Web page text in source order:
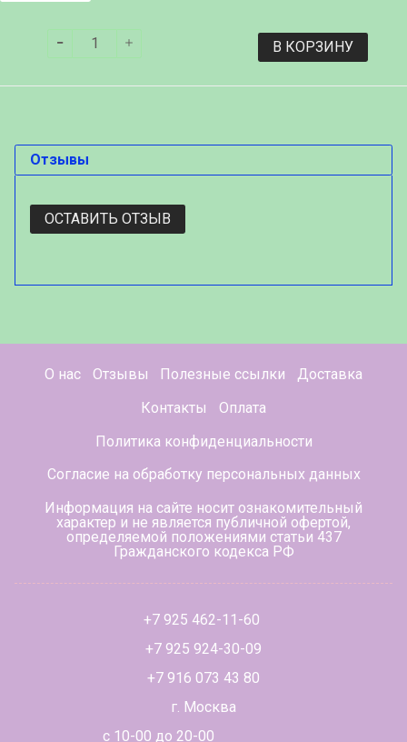
В КОРЗИНУ
Отзывы
ОСТАВИТЬ ОТЗЫВ
О нас Отзывы Полезные ссылки
Доставка
Контакты
Оплата
Политика конфиденциальности
Согласие на обработку персональных данных
Информация на сайте носит ознакомительный
характер и не является публичной офертой,
определяемой положениями статьи 437
Гражданского кодекса РФ
+7 925 462-11-60
+7 925 924-30-09
+7 916 073 43 80
г. Москва
с 10-00 до 20-00